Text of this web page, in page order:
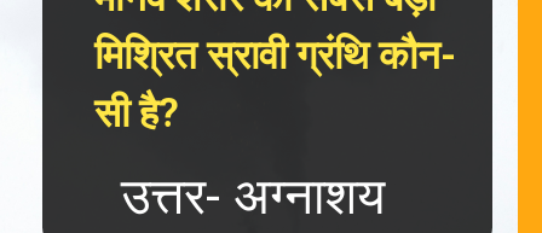
मिश्रित स्रावी ग्रंथि कौन-
सी है?
उत्तर- अग्नाशय